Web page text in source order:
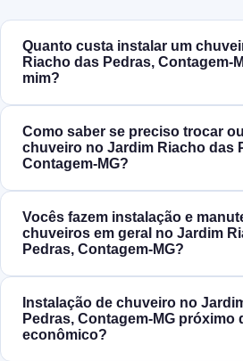
Quanto custa instalar um
Riacho das Pedras,
mim?
Como saber se preciso trocar
chuveiro no Jardim Riacho das
Contagem‑MG?
Vocês fazem instalação e
chuveiros em geral no Jardim
Pedras, Contagem‑MG?
Instalação de chuveiro no
Pedras, Contagem‑MG próximo
econômico?